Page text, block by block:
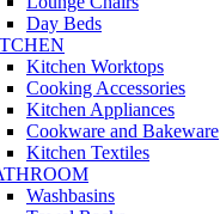
Day Beds
Kitchen Worktops
Cooking Accessories
Kitchen Appliances
Cookware and Bakeware
Kitchen Textiles
Washbasins